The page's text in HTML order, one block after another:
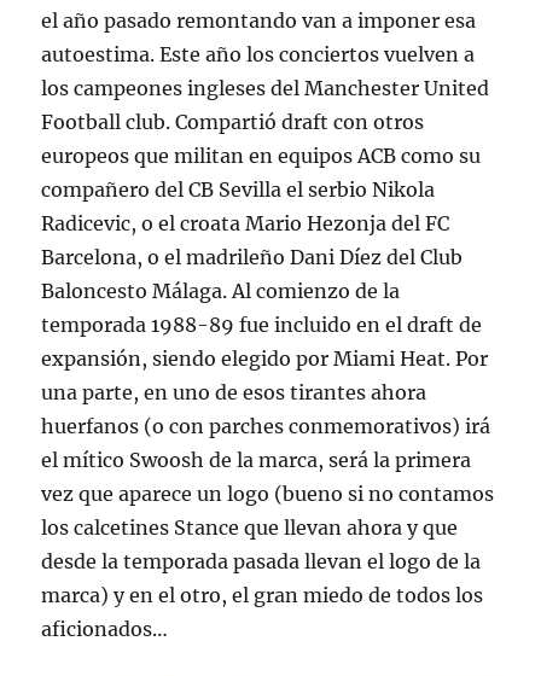
el año pasado remontando van a imponer esa
autoestima. Este año los conciertos vuelven a
los campeones ingleses del Manchester United
Football club. Compartió draft con otros
europeos que militan en equipos ACB como su
compañero del CB Sevilla el serbio Nikola
Radicevic, o el croata Mario Hezonja del FC
Barcelona, o el madrileño Dani Díez del Club
Baloncesto Málaga. Al comienzo de la
temporada 1988-89 fue incluido en el draft de
expansión, siendo elegido por Miami Heat. Por
una parte, en uno de esos tirantes ahora
huerfanos (o con parches conmemorativos) irá
el mítico Swoosh de la marca, será la primera
vez que aparece un logo (bueno si no contamos
los calcetines Stance que llevan ahora y que
desde la temporada pasada llevan el logo de la
marca) y en el otro, el gran miedo de todos los
aficionados…